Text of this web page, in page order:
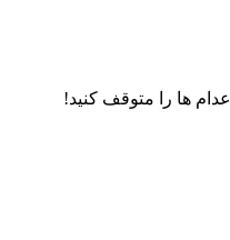
اعدام ها را متوقف کنيد!